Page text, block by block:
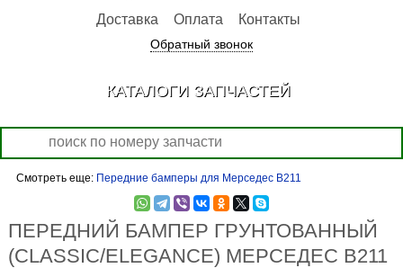
Смотреть еще: Передние бамперы для Мерседес В211
ПЕРЕДНИЙ БАМПЕР ГРУНТОВАННЫЙ
(CLASSIC/ELEGANCE) МЕРСЕДЕС В211
Доставка Оплата Контакты
Обратный звонок
КАТАЛОГИ ЗАПЧАСТЕЙ